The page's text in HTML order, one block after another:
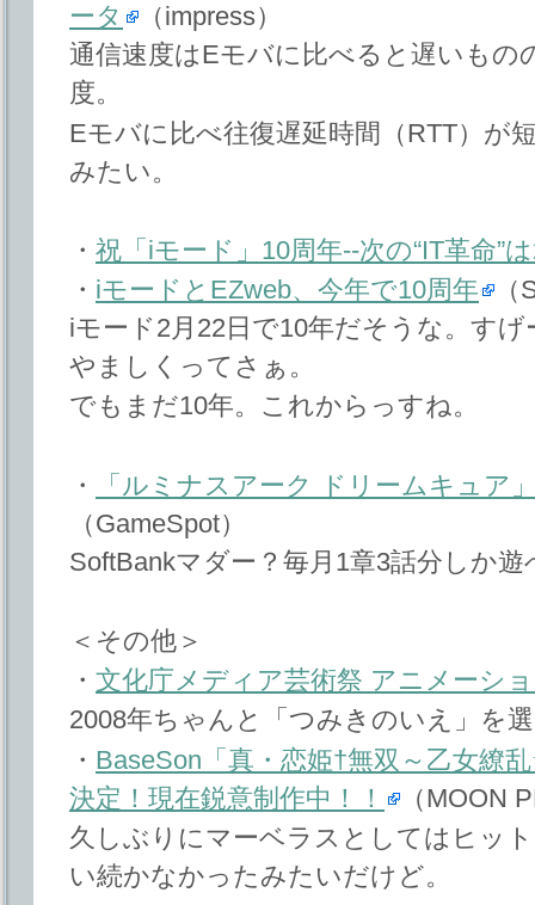
ータ
（impress）
通信速度はEモバに比べると遅いもの
度。
Eモバに比べ往復遅延時間（RTT）が
みたい。
・ 祝「iモード」10周年--次の“IT革命”
・ iモードとEZweb、今年で10周年
iモード2月22日で10年だそうな。す
やましくってさぁ。
でもまだ10年。これからっすね。
・
「ルミナスアーク ドリームキュア
（GameSpot）
SoftBankマダー？毎月1章3話分しか
＜その他＞
・ 文化庁メディア芸術祭 アニメーシ
2008年ちゃんと「つみきのいえ」を
・ BaseSon「真・恋姫†無双～乙女繚
決定！現在鋭意制作中！！
（MOON
久しぶりにマーベラスとしてはヒッ
い続かなかったみたいだけど。